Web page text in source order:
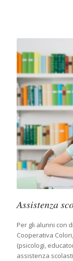
Assistenza
Per gli alunni con
Cooperativa
(psicologi,
assistenza